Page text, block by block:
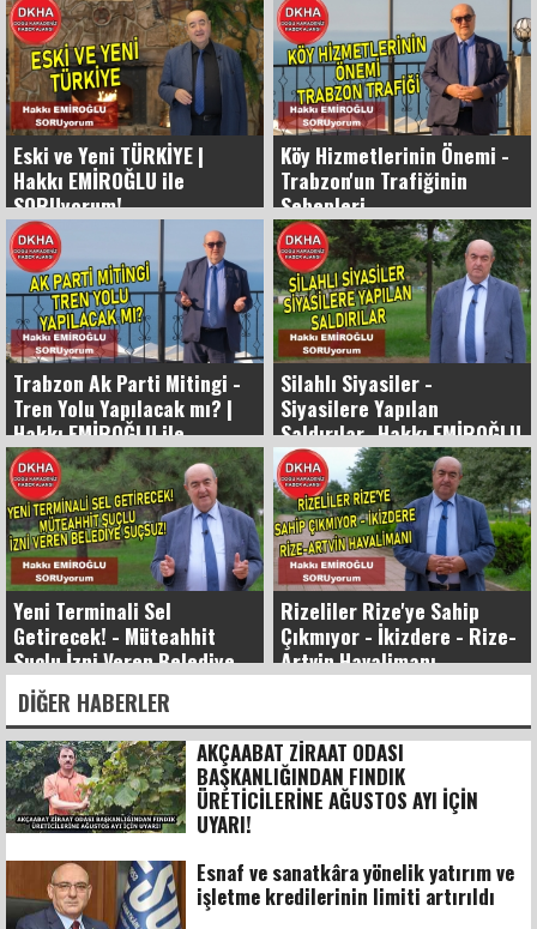
Eski ve Yeni TÜRKİYE |
Hakkı EMİROĞLU ile
SORUyorum!
Köy Hizmetlerinin Önemi -
Trabzon'un Trafiğinin
Sebepleri
Trabzon Ak Parti Mitingi -
Tren Yolu Yapılacak mı? |
Hakkı EMİROĞLU ile
SORUyorum!
Silahlı Siyasiler -
Siyasilere Yapılan
Saldırılar- Hakkı EMİROĞLU
ile SORUyorum!
Yeni Terminali Sel
Getirecek! - Müteahhit
Suçlu İzni Veren Belediye
Suçsuz!
Rizeliler Rize'ye Sahip
Çıkmıyor - İkizdere - Rize-
Artvin Havalimanı -
DIĞER HABERLER
AKÇAABAT ZİRAAT ODASI
BAŞKANLIĞINDAN FINDIK
ÜRETİCİLERİNE AĞUSTOS AYI İÇİN
UYARI!
Esnaf ve sanatkâra yönelik yatırım ve
işletme kredilerinin limiti artırıldı